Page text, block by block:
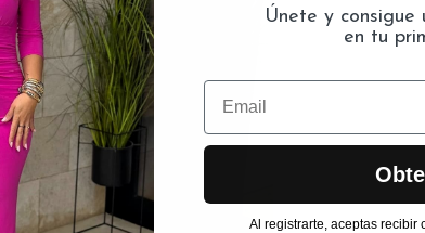
Únete y consigue
en tu
Email
Al registrarte, aceptas recibir